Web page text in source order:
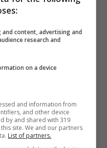
per il
sei
ricarica per le e-
bicicletta
è sempre gratuito
content, advertising and
research and
on a device
and information from
and other device
by and shared with 319
site. We and our partners
List of partners.